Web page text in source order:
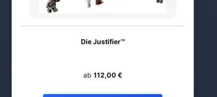
Die Justifier™
ab 112,00 €